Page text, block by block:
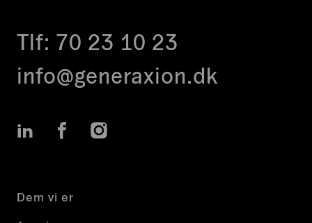
Tlf: 70 23 10 23
info@generaxion.dk
LinkedInFacebookInstagram
Dem vi er